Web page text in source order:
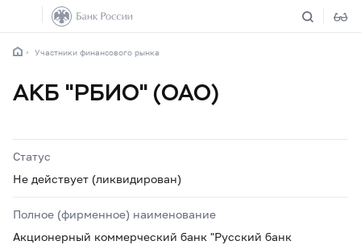
Участники финансового рынка
АКБ "РБИО" (ОАО)
Статус
Не действует (ликвидирован)
Полное (фирменное) наименование
Акционерный коммерческий банк "Русский банк